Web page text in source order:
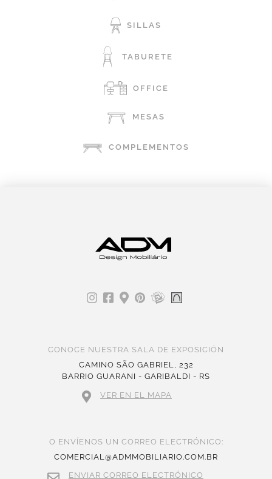
SILLAS
TABURETE
OFFICE
MESAS
COMPLEMENTOS
CONOCE NUESTRA SALA DE EXPOSICIÓN
CAMINO SÃO GABRIEL, 232
BARRIO GUARANI - GARIBALDI - RS
VER EN EL MAPA
O ENVÍENOS UN CORREO ELECTRÓNICO:
COMERCIAL@ADMMOBILIARIO.COM.BR
ENVIAR CORREO ELECTRÓNICO